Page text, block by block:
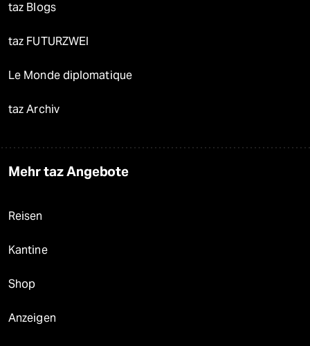
taz Blogs
taz FUTURZWEI
Le Monde diplomatique
taz Archiv
Mehr taz Angebote
Reisen
Kantine
Shop
Anzeigen